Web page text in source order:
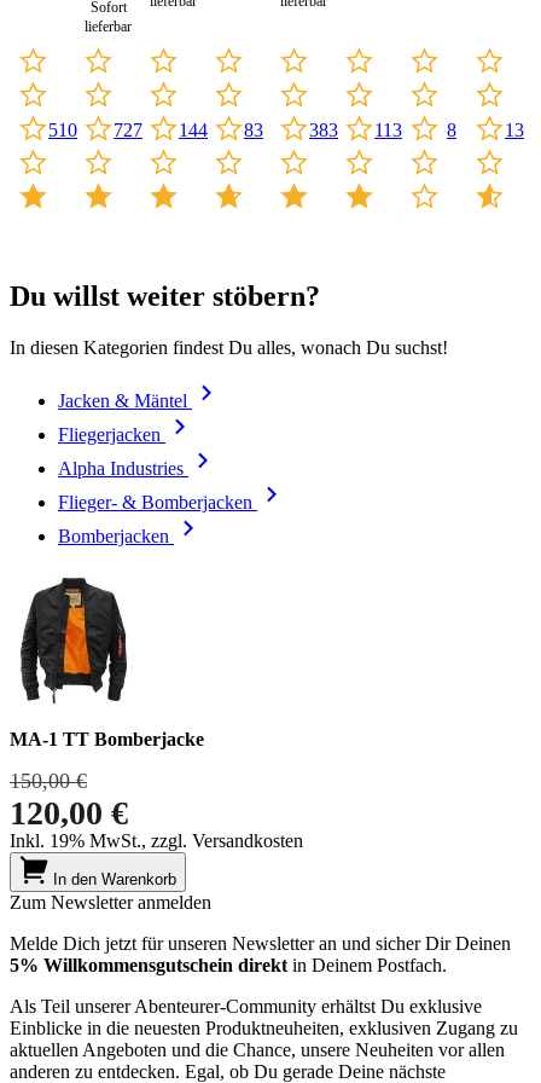
510
Sofort
lieferbar
727 144 83 383 113 8 13
Du willst weiter stöbern?
In diesen Kategorien findest Du alles, wonach Du suchst!
Jacken & Mäntel
Fliegerjacken
Alpha Industries
Flieger- & Bomberjacken
Bomberjacken
MA-1 TT Bomberjacke
150,00 €
120,00 €
Inkl. 19% MwSt., zzgl. Versandkosten
In den Warenkorb
Zum Newsletter anmelden
Melde Dich jetzt für unseren Newsletter an und sicher Dir Deinen
5% Willkommensgutschein direkt in Deinem Postfach.
Als Teil unserer Abenteurer-Community erhältst Du exklusive
Einblicke in die neuesten Produktneuheiten, exklusiven Zugang zu
aktuellen Angeboten und die Chance, unsere Neuheiten vor allen
anderen zu entdecken. Egal, ob Du gerade Deine nächste